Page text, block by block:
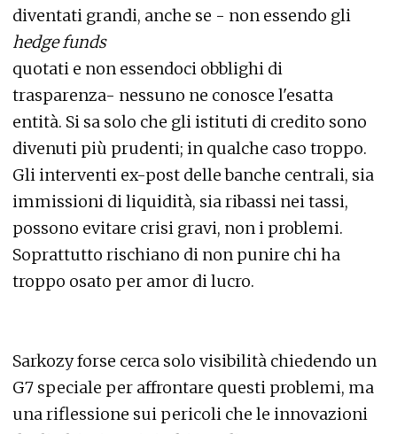
diventati grandi, anche se - non essendo gli
hedge funds
quotati e non essendoci obblighi di
trasparenza- nessuno ne conosce l'esatta
entità. Si sa solo che gli istituti di credito sono
divenuti più prudenti; in qualche caso troppo.
Gli interventi ex-post delle banche centrali, sia
immissioni di liquidità, sia ribassi nei tassi,
possono evitare crisi gravi, non i problemi.
Soprattutto rischiano di non punire chi ha
troppo osato per amor di lucro.
Sarkozy forse cerca solo visibilità chiedendo un
G7 speciale per affrontare questi problemi, ma
una riflessione sui pericoli che le innovazioni